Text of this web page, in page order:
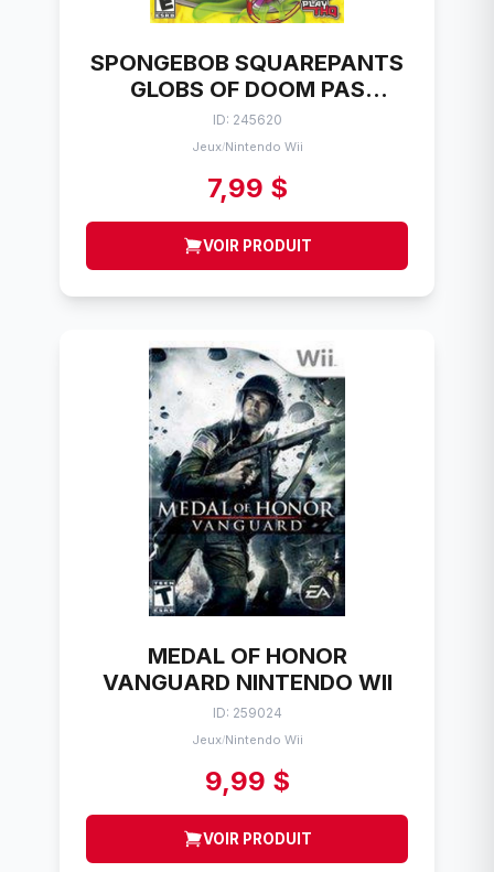
SPONGEBOB SQUAREPANTS
GLOBS OF DOOM PAS
POCHETTE % NINTENDO WII
ID: 245620
Jeux/Nintendo Wii
7,99 $
VOIR PRODUIT
MEDAL OF HONOR
VANGUARD NINTENDO WII
ID: 259024
Jeux/Nintendo Wii
9,99 $
VOIR PRODUIT